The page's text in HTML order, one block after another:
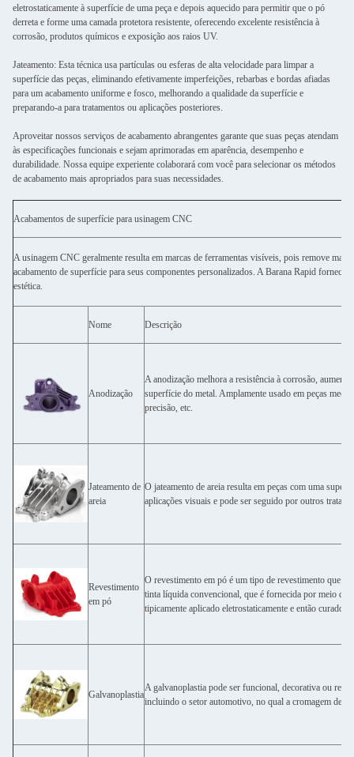
eletrostaticamente à superfície de uma peça e depois aquecido para permitir que o pó
derreta e forme uma camada protetora resistente, oferecendo excelente resistência à
corrosão, produtos químicos e exposição aos raios UV.
Jateamento: Esta técnica usa partículas ou esferas de alta velocidade para limpar a
superfície das peças, eliminando efetivamente imperfeições, rebarbas e bordas afiadas
para um acabamento uniforme e fosco, melhorando a qualidade da superfície e
preparando-a para tratamentos ou aplicações posteriores.
Aproveitar nossos serviços de acabamento abrangentes garante que suas peças atendam
às especificações funcionais e sejam aprimoradas em aparência, desempenho e
durabilidade. Nossa equipe experiente colaborará com você para selecionar os métodos
de acabamento mais apropriados para suas necessidades.
Acabamentos de superfície para usinagem CNC
A usinagem CNC geralmente resulta em marcas de ferramentas visíveis, pois remove
acabamento de superfície para seus componentes personalizados. A Barana Rapid
estética.
Nome Descrição
Anodização
A anodização melhora a resistência à corrosão,
superfície do metal. Amplamente usado em peças
precisão, etc.
Jateamento de
areia
O jateamento de areia resulta em peças com uma
aplicações visuais e pode ser seguido por outros
Revestimento
em pó
O revestimento em pó é um tipo de revestimento que
tinta líquida convencional, que é fornecida por meio de
tipicamente aplicado eletrostaticamente e então curado
Galvanoplastia
A galvanoplastia pode ser funcional, decorativa ou
incluindo o setor automotivo, no qual a cromagem de